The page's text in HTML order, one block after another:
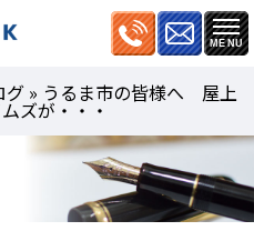
グ » うるま市の皆様へ 屋上
ズが・・・